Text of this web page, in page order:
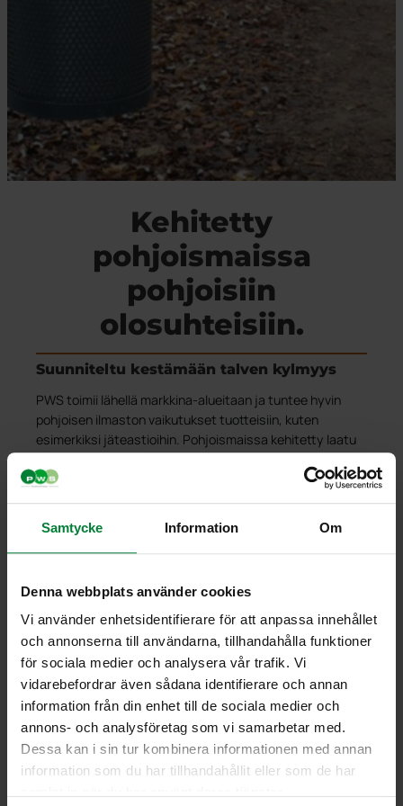
Samtycke Information Om
Denna webbplats använder cookies
Vi använder enhetsidentifierare för att anpassa innehållet
och annonserna till användarna, tillhandahålla funktioner
för sociala medier och analysera vår trafik. Vi
vidarebefordrar även sådana identifierare och annan
information från din enhet till de sociala medier och
annons- och analysföretag som vi samarbetar med.
Dessa kan i sin tur kombinera informationen med annan
information som du har tillhandahållit eller som de har
Kehitetty
pohjoismaissa
pohjoisiin
olosuhteisiin.
Suunniteltu kestämään talven kylmyys
PWS toimii lähellä markkina-alueitaan ja tuntee hyvin
pohjoisen ilmaston vaikutukset tuotteisiin, kuten
esimerkiksi jäteastioihin. Pohjoismaissa kehitetty laatu
suunnittelua. Ilmastomme asettaa tuotteille suuria
haasteita. Astioiden on esimerkiksi kestettävä alhaiset
lämpötilat yhdistettyinä kuormitukseen, jolle ne joutuvat
kiinnijäätynyttä jätettä tyhjennettäessä. PWS:llä on
pitkä kokemus tuotteiden kehittämisestä jätteiden
paksuuden mukauttamisesta pohjoisiin vaatimuksiin.
Tarkoin valitut materiaalit
Oikea materiaalivalinta on tärkeää, jotta tuotteet